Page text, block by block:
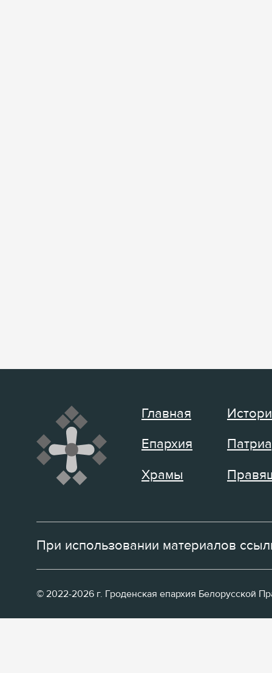
Главная
Епархия
Храмы
При использовании материалов
© 2022-2026 г. Гроденская епархия Белорусской